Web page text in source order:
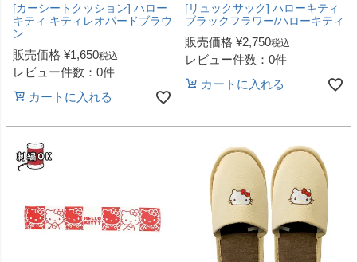
[カーシートクッション] ハロー
キティ キティレオパードブラウ
ン
販売価格 ¥1,650税込
レビュー件数：0件
カートに入れる
[リュックサック] ハローキティ
ブラックフラワー/ハローキティ
販売価格 ¥2,750税込
レビュー件数：0件
カートに入れる